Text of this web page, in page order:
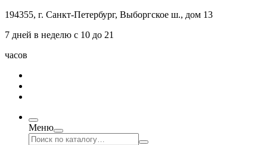
194355, г. Санкт-Петербург, Выборгское ш., дом 13
7 дней в неделю с 10 до 21
часов
Меню